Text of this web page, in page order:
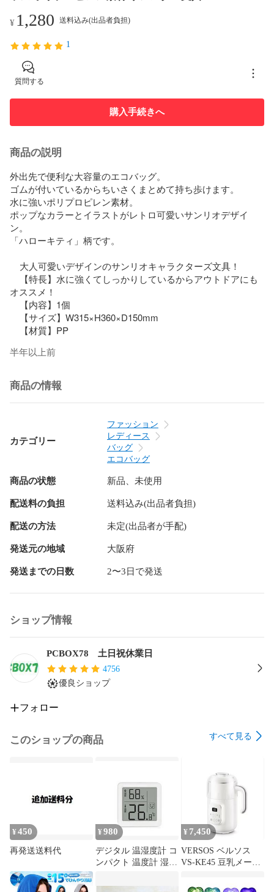
¥ 1,280 送料込み(出品者負担)
1
質問する
購入手続きへ
商品の説明
外出先で便利な大容量のエコバッグ。
ゴムが付いているからちいさくまとめて持ち歩けます。
水に強いポリプロピレン素材。
ポップなカラーとイラストがレトロ可愛いサンリオデザイ
ン。
「ハローキティ」柄です。
    大人可愛いデザインのサンリオキャラクターズ文具！
    【特長】水に強くてしっかりしているからアウトドアにも
オススメ！
    【内容】1個
    【サイズ】W315×H360×D150mm
    【材質】PP
半年以上前
商品の情報
カテゴリー
ファッション
レディース
バッグ
エコバッグ
商品の状態 新品、未使用
配送料の負担 送料込み(出品者負担)
配送の方法 未定(出品者が手配)
発送元の地域 大阪府
発送までの日数 2〜3日で発送
ショップ情報
PCBOX78 土日祝休業日
4756
優良ショップ
フォロー
このショップの商品 すべて見る
¥ 450
再発送送料代
¥ 980
デジタル 温湿度計 コ
ンパクト 温度計 湿度
液晶 表示 貼り付け
¥ 7,450
VERSOS ベルソス
VS-KE45 豆乳メーカ
ワイト 豆乳 ポタージ